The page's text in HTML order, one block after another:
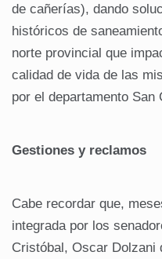
de cañerías), dando
históricos de
norte provincial que
calidad de vida de las
por el departamento San
Gestiones y reclamos
Cabe recordar que,
integrada por los
Cristóbal, Oscar Dolzani